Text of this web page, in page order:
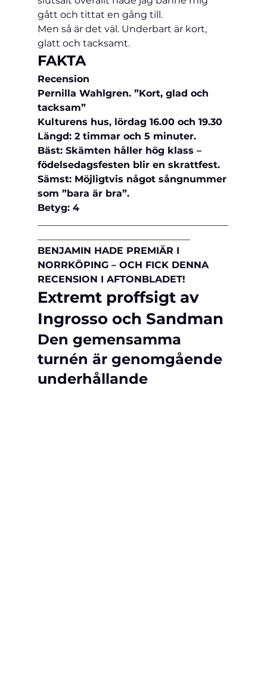
gått och tittat en gång till.
Men så är det väl. Underbart är kort,
glatt och tacksamt.
FAKTA
Recension
Pernilla Wahlgren. ”Kort, glad och
tacksam”
Kulturens hus, lördag 16.00 och 19.30
Längd: 2 timmar och 5 minuter.
Bäst: Skämten håller hög klass –
födelsedagsfesten blir en skrattfest.
Sämst: Möjligtvis något sångnummer
som ”bara är bra”.
Betyg: 4
BENJAMIN HADE PREMIÄR I
NORRKÖPING – OCH FICK DENNA
RECENSION I AFTONBLADET!
Extremt proffsigt av
Ingrosso och Sandman
Den gemensamma
turnén är genomgående
underhållande